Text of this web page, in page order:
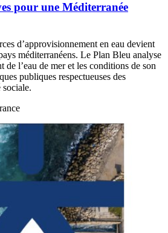
pour une Méditerranée
d’approvisionnement en eau devient
méditerranéens. Le Plan Bleu analyse
de l’eau de mer et les conditions de son
publiques respectueuses des
sociale.